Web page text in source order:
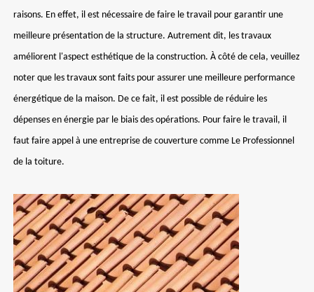
raisons. En effet, il est nécessaire de faire le travail pour garantir une
meilleure présentation de la structure. Autrement dit, les travaux
améliorent l'aspect esthétique de la construction. À côté de cela, veuillez
noter que les travaux sont faits pour assurer une meilleure performance
énergétique de la maison. De ce fait, il est possible de réduire les
dépenses en énergie par le biais des opérations. Pour faire le travail, il
faut faire appel à une entreprise de couverture comme Le Professionnel
de la toiture.